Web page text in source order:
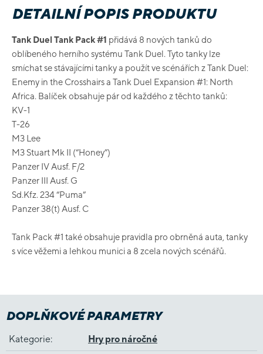
DETAILNÍ POPIS PRODUKTU
Tank Duel Tank Pack #1 přidává 8 nových tanků do
oblíbeného herního systému Tank Duel. Tyto tanky lze
smíchat se stávajícími tanky a použít ve scénářích z Tank Duel:
Enemy in the Crosshairs a Tank Duel Expansion #1: North
Africa. Balíček obsahuje pár od každého z těchto tanků:
KV-1
T-26
M3 Lee
M3 Stuart Mk II (“Honey”)
Panzer IV Ausf. F/2
Panzer III Ausf. G
Sd.Kfz. 234 “Puma”
Panzer 38(t) Ausf. C
Tank Pack #1 také obsahuje pravidla pro obrněná auta, tanky
s více věžemi a lehkou munici a 8 zcela nových scénářů.
DOPLŇKOVÉ PARAMETRY
Kategorie: Hry pro náročné